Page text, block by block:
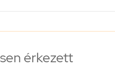
érkezett